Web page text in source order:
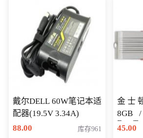
戴尔DELL 60W笔记本适
配器(19.5V 3.34A)
88.00
库存961
金士
8GB
Generati
45.00